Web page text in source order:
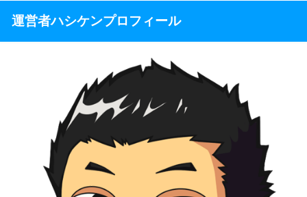
運営者ハシケンプロフィール